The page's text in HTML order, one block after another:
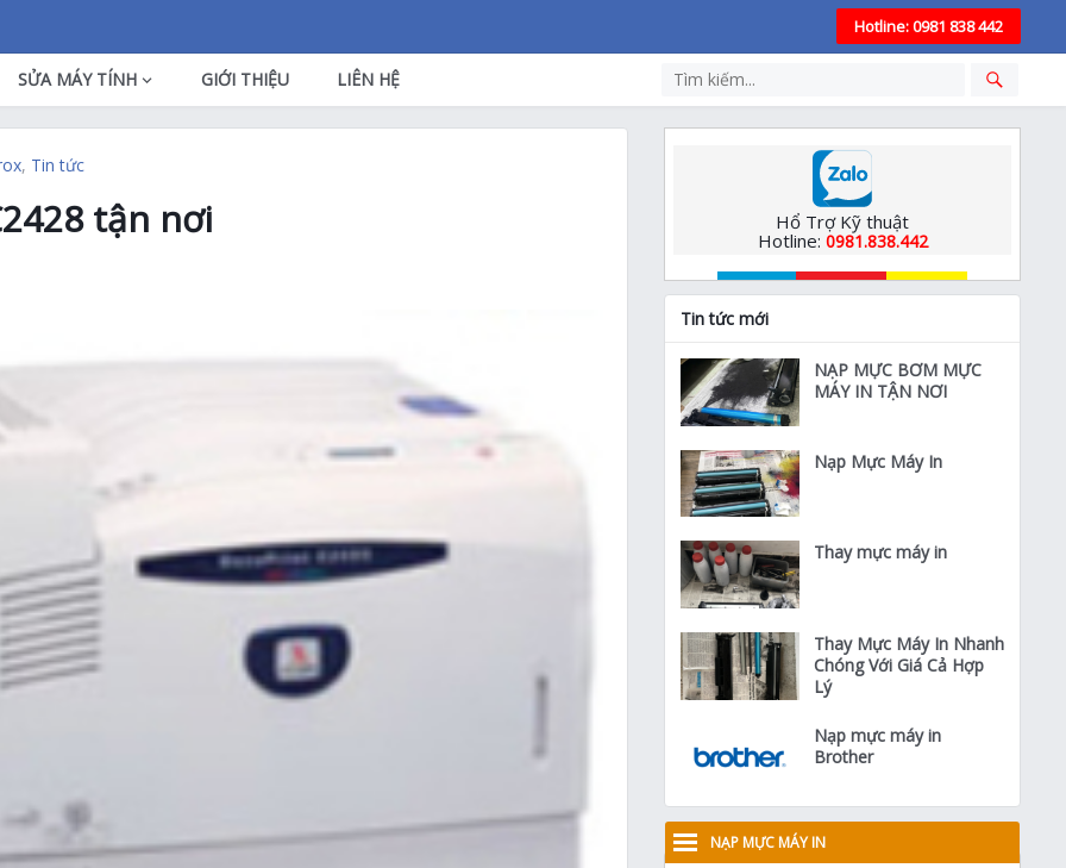
Hotline: 0981 838 442
SỬA MÁY TÍNH GIỚI THIỆU LIÊN HỆ
, Tin tức
tận nơi
Hổ Trợ Kỹ thuật
Hotline: 0981.838.442
Tin tức mới
NẠP MỰC BƠM MỰC
MÁY IN TẬN NƠI
Nạp Mực Máy In
Thay mực máy in
Thay Mực Máy In Nhanh
Chóng Với Giá Cả Hợp
Lý
Nạp mực máy in
Brother
NẠP MỰC MÁY IN